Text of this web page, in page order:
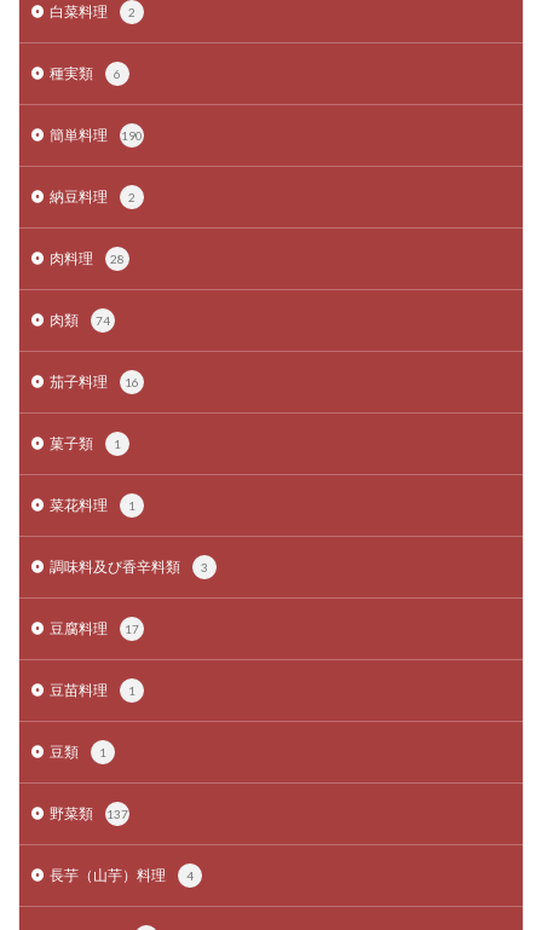
白菜料理 2
種実類 6
簡単料理 190
納豆料理 2
肉料理 28
肉類 74
茄子料理 16
菓子類 1
菜花料理 1
調味料及び香辛料類 3
豆腐料理 17
豆苗料理 1
豆類 1
野菜類 137
長芋（山芋）料理 4